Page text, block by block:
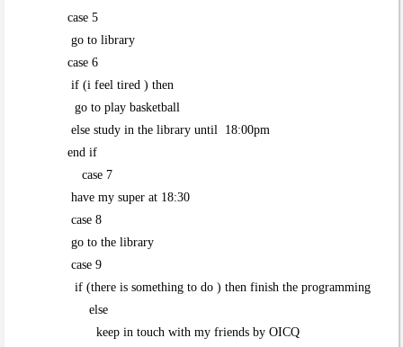
case 5
go to library
case 6
if (i feel tired ) then
go to play basketball
else study in the library until 18:00pm
end if
case 7
have my super at 18:30
case 8
go to the library
case 9
if (there is something to do ) then finish the programming
else
keep in touch with my friends by OICQ